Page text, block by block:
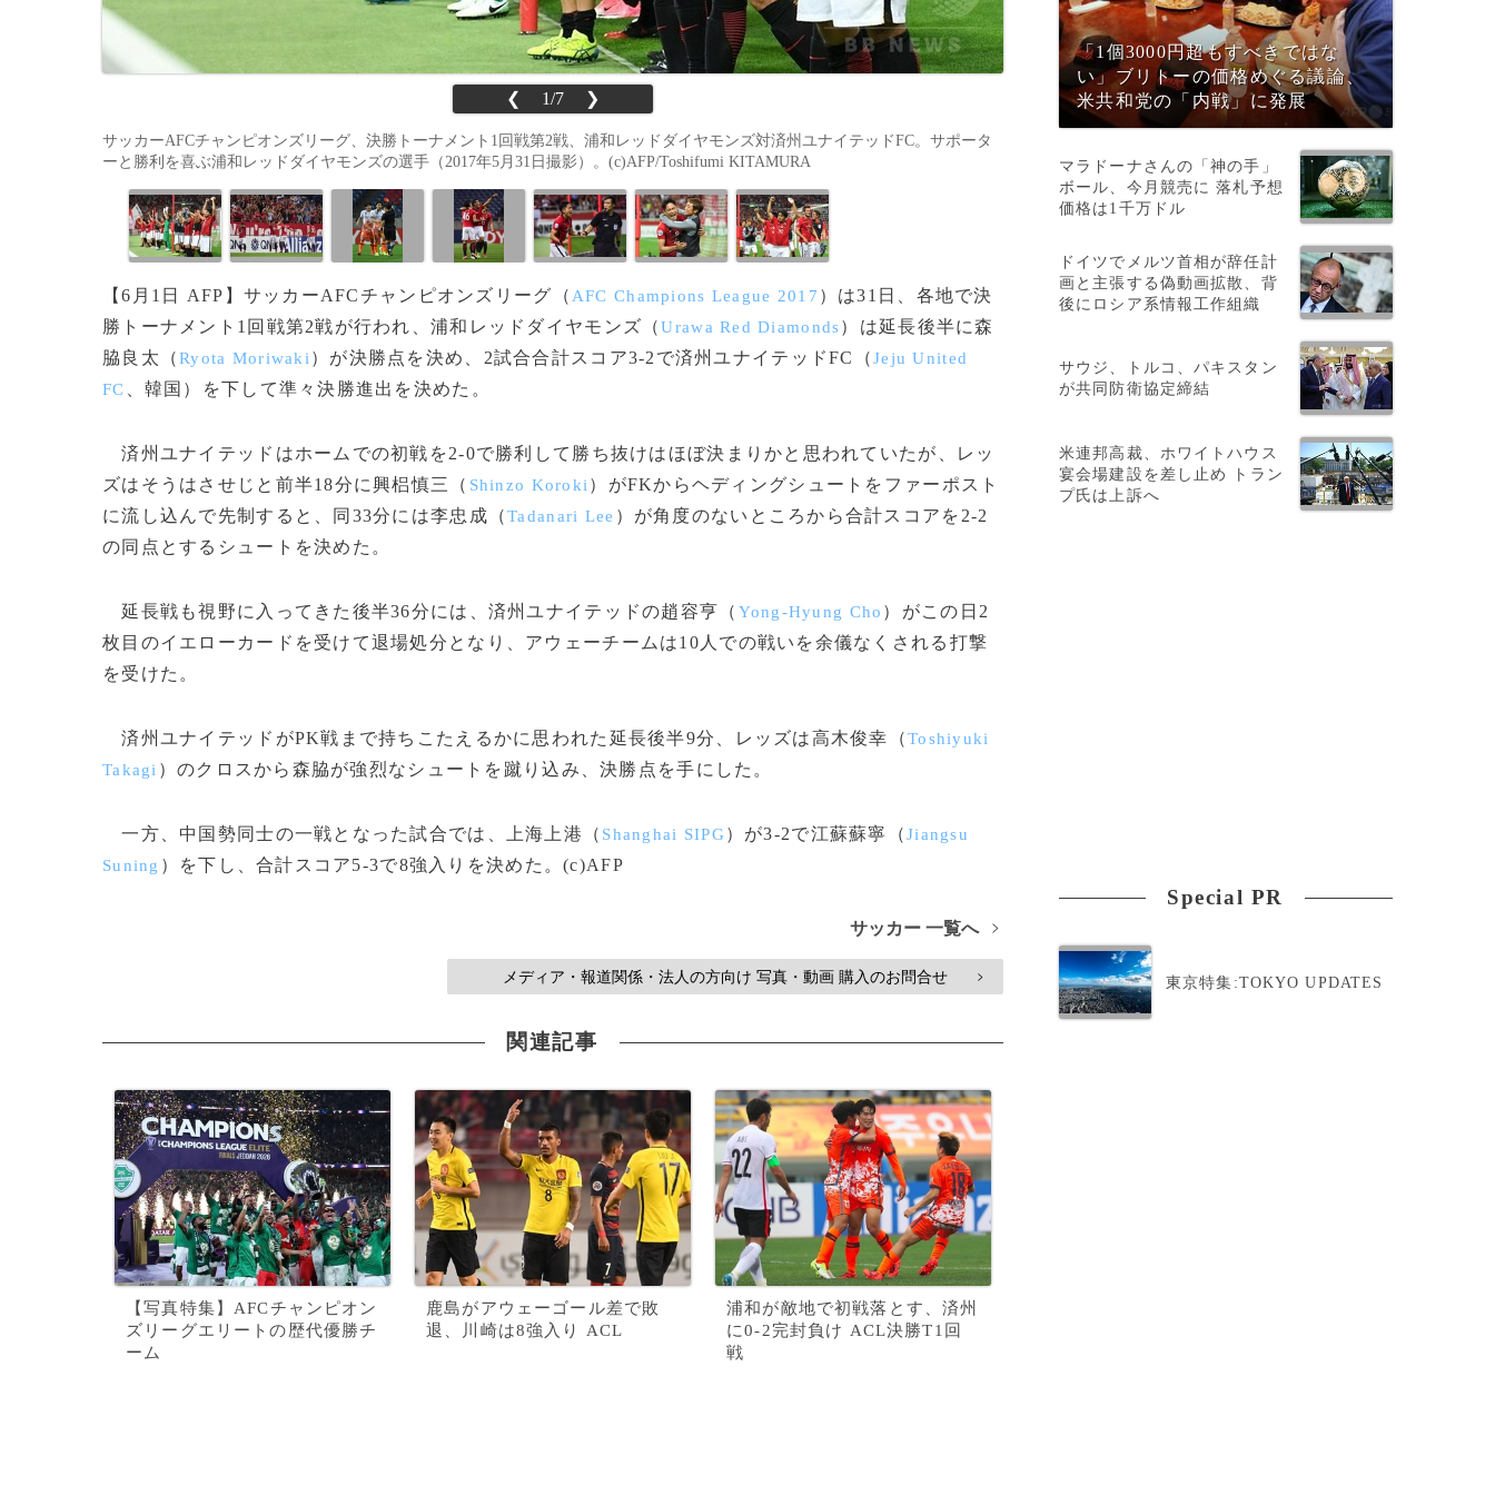
❮ 1/7 ❯
サッカーAFCチャンピオンズリーグ、決勝トーナメント1回戦第2戦、浦和レッドダイヤモンズ対済州ユナイテッドFC。サポータ
ーと勝利を喜ぶ浦和レッドダイヤモンズの選手（2017年5月31日撮影）。(c)AFP/Toshifumi KITAMURA
【6月1日 AFP】サッカーAFCチャンピオンズリーグ（ AFC Champions League 2017 ）は31日、各地で決
勝トーナメント1回戦第2戦が行われ、浦和レッドダイヤモンズ（Urawa Red Diamonds）は延長後半に森
脇良太（Ryota Moriwaki ）が決勝点を決め、2試合合計スコア3-2で済州ユナイテッドFC（Jeju United
FC
、韓国）を下して準々決勝進出を決めた。
済州ユナイテッドはホームでの初戦を2-0で勝利して勝ち抜けはほぼ決まりかと思われていたが、レッ
ズはそうはさせじと前半18分に興梠慎三（ Shinzo Koroki ）がFKからヘディングシュートをファーポスト
に流し込んで先制すると、同33分には李忠成（Tadanari Lee ）が角度のないところから合計スコアを2-2
の同点とするシュートを決めた。
延長戦も視野に入ってきた後半36分には、済州ユナイテッドの趙容亨（ Yong-Hyung Cho ）がこの日2
枚目のイエローカードを受けて退場処分となり、アウェーチームは10人での戦いを余儀なくされる打撃
を受けた。
済州ユナイテッドがPK戦まで持ちこたえるかに思われた延長後半9分、レッズは高木俊幸（Toshiyuki
Takagi ）のクロスから森脇が強烈なシュートを蹴り込み、決勝点を手にした。
一方、中国勢同士の一戦となった試合では、上海上港（ Shanghai SIPG）が3-2で江蘇蘇寧（Jiangsu
Suning ）を下し、合計スコア5-3で8強入りを決めた。(c)AFP
サッカー 一覧へ >
メディア・報道関係・法人の方向け 写真・動画 購入のお問合せ >
関連記事
【写真特集】AFCチャンピオン
ズリーグエリートの歴代優勝チ
ーム
鹿島がアウェーゴール差で敗
退、川崎は8強入り ACL
浦和が敵地で初戦落とす、済州
に0-2完封負け ACL決勝T1回
戦
「1個3000円超もすべきではな
い」ブリトーの価格めぐる議論、
米共和党の「内戦」に発展
マラドーナさんの「神の手」
ボール、今月競売に 落札予想
価格は1千万ドル
ドイツでメルツ首相が辞任計
画と主張する偽動画拡散、背
後にロシア系情報工作組織
サウジ、トルコ、パキスタン
が共同防衛協定締結
米連邦高裁、ホワイトハウス
宴会場建設を差し止め トラン
プ氏は上訴へ
Special PR
東京特集:TOKYO UPDATES